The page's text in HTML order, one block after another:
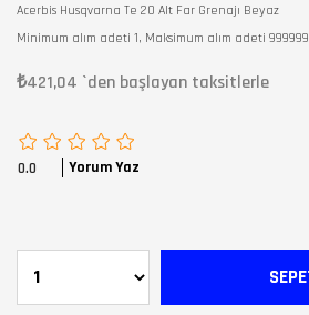
Acerbis Husqvarna Te 20 Alt Far Grenajı Beyaz
Minimum alım adeti 1, Maksimum alım adeti 999999
₺421,04 `den başlayan taksitlerle
0.0 Yorum Yaz